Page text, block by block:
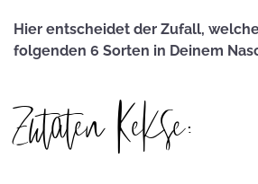
Hier entscheidet der Zufall,
folgenden 6 Sorten in Deinem
Zutaten Kekse: